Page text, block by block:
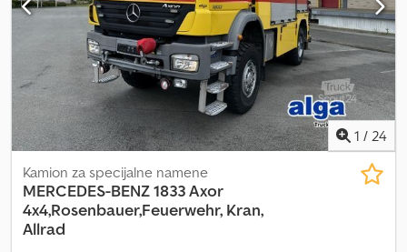
1 / 24
Kamion za specijalne namene
MERCEDES-BENZ1833 Axor
4x4,Rosenbauer,Feuerwehr, Kran,
Allrad